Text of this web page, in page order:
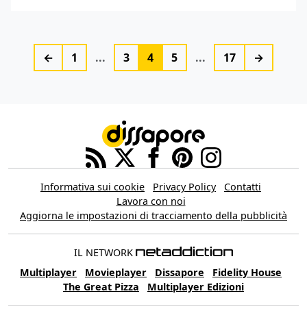
← 1 ... 3 4 5 ... 17 →
Informativa sui cookie Privacy Policy
Contatti
Lavora con noi
Aggiorna le impostazioni di tracciamento della pubblicità
IL NETWORK
Multiplayer
Movieplayer Dissapore
Fidelity House
The Great Pizza
Multiplayer Edizioni